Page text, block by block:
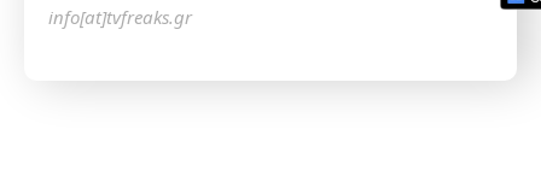
info[at]tvfreaks.gr